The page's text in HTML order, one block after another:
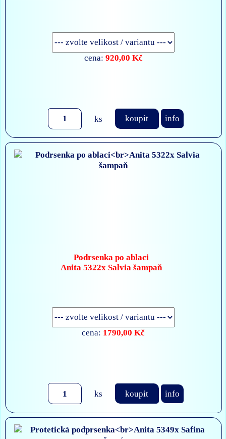
cena: 920,00 Kč
ks koupit info
Podrsenka po ablaci
Anita 5322x Salvia šampaň
cena: 1790,00 Kč
ks koupit info